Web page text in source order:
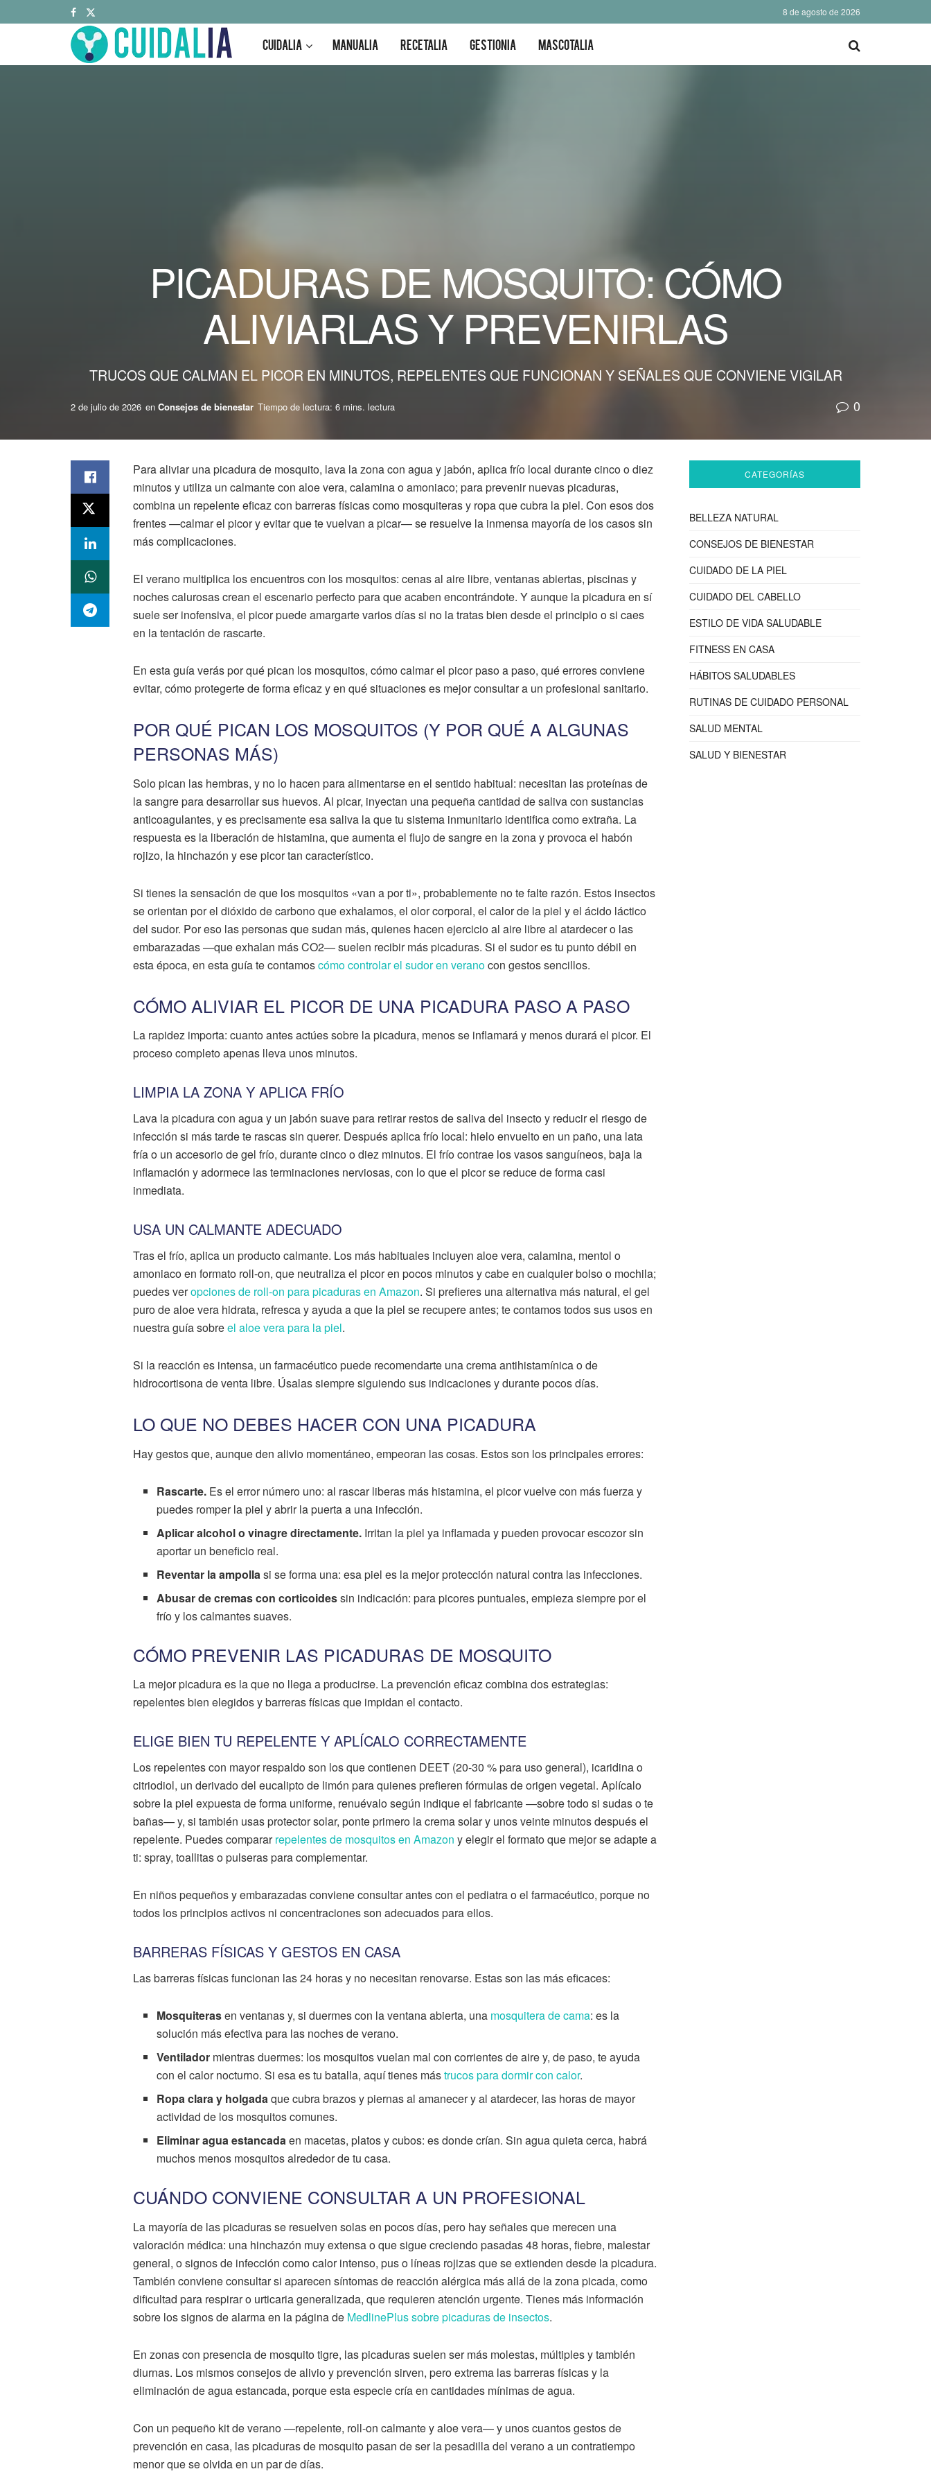
8 de agosto de 2026
CUIDALIA MANUALIA RECETALIA GESTIONIA MASCOTALIA
PICADURAS DE MOSQUITO: CÓMO
ALIVIARLAS Y PREVENIRLAS
TRUCOS QUE CALMAN EL PICOR EN MINUTOS, REPELENTES QUE FUNCIONAN Y SEÑALES QUE CONVIENE VIGILAR
2 de julio de 2026 en Consejos de bienestar Tiempo de lectura: 6 mins. lectura 0
Para aliviar una picadura de mosquito, lava la zona con agua y jabón, aplica frío local durante cinco o diez
minutos y utiliza un calmante con aloe vera, calamina o amoniaco; para prevenir nuevas picaduras,
combina un repelente eficaz con barreras físicas como mosquiteras y ropa que cubra la piel. Con esos dos
frentes —calmar el picor y evitar que te vuelvan a picar— se resuelve la inmensa mayoría de los casos sin
más complicaciones.
El verano multiplica los encuentros con los mosquitos: cenas al aire libre, ventanas abiertas, piscinas y
noches calurosas crean el escenario perfecto para que acaben encontrándote. Y aunque la picadura en sí
suele ser inofensiva, el picor puede amargarte varios días si no la tratas bien desde el principio o si caes
en la tentación de rascarte.
En esta guía verás por qué pican los mosquitos, cómo calmar el picor paso a paso, qué errores conviene
evitar, cómo protegerte de forma eficaz y en qué situaciones es mejor consultar a un profesional sanitario.
POR QUÉ PICAN LOS MOSQUITOS (Y POR QUÉ A ALGUNAS
PERSONAS MÁS)
Solo pican las hembras, y no lo hacen para alimentarse en el sentido habitual: necesitan las proteínas de
la sangre para desarrollar sus huevos. Al picar, inyectan una pequeña cantidad de saliva con sustancias
anticoagulantes, y es precisamente esa saliva la que tu sistema inmunitario identifica como extraña. La
respuesta es la liberación de histamina, que aumenta el flujo de sangre en la zona y provoca el habón
rojizo, la hinchazón y ese picor tan característico.
Si tienes la sensación de que los mosquitos «van a por ti», probablemente no te falte razón. Estos insectos
se orientan por el dióxido de carbono que exhalamos, el olor corporal, el calor de la piel y el ácido láctico
del sudor. Por eso las personas que sudan más, quienes hacen ejercicio al aire libre al atardecer o las
embarazadas —que exhalan más CO2— suelen recibir más picaduras. Si el sudor es tu punto débil en
esta época, en esta guía te contamoscómo controlar el sudor en veranocon gestos sencillos.
CÓMO ALIVIAR EL PICOR DE UNA PICADURA PASO A PASO
La rapidez importa: cuanto antes actúes sobre la picadura, menos se inflamará y menos durará el picor. El
proceso completo apenas lleva unos minutos.
LIMPIA LA ZONA Y APLICA FRÍO
Lava la picadura con agua y un jabón suave para retirar restos de saliva del insecto y reducir el riesgo de
infección si más tarde te rascas sin querer. Después aplica frío local: hielo envuelto en un paño, una lata
fría o un accesorio de gel frío, durante cinco o diez minutos. El frío contrae los vasos sanguíneos, baja la
inflamación y adormece las terminaciones nerviosas, con lo que el picor se reduce de forma casi
inmediata.
USA UN CALMANTE ADECUADO
Tras el frío, aplica un producto calmante. Los más habituales incluyen aloe vera, calamina, mentol o
amoniaco en formato roll-on, que neutraliza el picor en pocos minutos y cabe en cualquier bolso o mochila;
puedes veropciones de roll-on para picaduras en Amazon. Si prefieres una alternativa más natural, el gel
puro de aloe vera hidrata, refresca y ayuda a que la piel se recupere antes; te contamos todos sus usos en
nuestra guía sobreel aloe vera para la piel.
Si la reacción es intensa, un farmacéutico puede recomendarte una crema antihistamínica o de
hidrocortisona de venta libre. Úsalas siempre siguiendo sus indicaciones y durante pocos días.
LO QUE NO DEBES HACER CON UNA PICADURA
Hay gestos que, aunque den alivio momentáneo, empeoran las cosas. Estos son los principales errores:
Rascarte. Es el error número uno: al rascar liberas más histamina, el picor vuelve con más fuerza y
puedes romper la piel y abrir la puerta a una infección.
Aplicar alcohol o vinagre directamente. Irritan la piel ya inflamada y pueden provocar escozor sin
aportar un beneficio real.
Reventar la ampolla si se forma una: esa piel es la mejor protección natural contra las infecciones.
Abusar de cremas con corticoidessin indicación: para picores puntuales, empieza siempre por el
frío y los calmantes suaves.
CÓMO PREVENIR LAS PICADURAS DE MOSQUITO
La mejor picadura es la que no llega a producirse. La prevención eficaz combina dos estrategias:
repelentes bien elegidos y barreras físicas que impidan el contacto.
ELIGE BIEN TU REPELENTE Y APLÍCALO CORRECTAMENTE
Los repelentes con mayor respaldo son los que contienen DEET (20-30 % para uso general), icaridina o
citriodiol, un derivado del eucalipto de limón para quienes prefieren fórmulas de origen vegetal. Aplícalo
sobre la piel expuesta de forma uniforme, renuévalo según indique el fabricante —sobre todo si sudas o te
bañas— y, si también usas protector solar, ponte primero la crema solar y unos veinte minutos después el
repelente. Puedes compararrepelentes de mosquitos en Amazon y elegir el formato que mejor se adapte a
ti: spray, toallitas o pulseras para complementar.
En niños pequeños y embarazadas conviene consultar antes con el pediatra o el farmacéutico, porque no
todos los principios activos ni concentraciones son adecuados para ellos.
BARRERAS FÍSICAS Y GESTOS EN CASA
Las barreras físicas funcionan las 24 horas y no necesitan renovarse. Estas son las más eficaces:
Mosquiterasen ventanas y, si duermes con la ventana abierta, una mosquitera de cama: es la
solución más efectiva para las noches de verano.
Ventilador mientras duermes: los mosquitos vuelan mal con corrientes de aire y, de paso, te ayuda
con el calor nocturno. Si esa es tu batalla, aquí tienes mástrucos para dormir con calor.
Ropa clara y holgadaque cubra brazos y piernas al amanecer y al atardecer, las horas de mayor
actividad de los mosquitos comunes.
Eliminar agua estancadaen macetas, platos y cubos: es donde crían. Sin agua quieta cerca, habrá
muchos menos mosquitos alrededor de tu casa.
CUÁNDO CONVIENE CONSULTAR A UN PROFESIONAL
La mayoría de las picaduras se resuelven solas en pocos días, pero hay señales que merecen una
valoración médica: una hinchazón muy extensa o que sigue creciendo pasadas 48 horas, fiebre, malestar
general, o signos de infección como calor intenso, pus o líneas rojizas que se extienden desde la picadura.
También conviene consultar si aparecen síntomas de reacción alérgica más allá de la zona picada, como
dificultad para respirar o urticaria generalizada, que requieren atención urgente. Tienes más información
sobre los signos de alarma en la página de MedlinePlus sobre picaduras de insectos.
En zonas con presencia de mosquito tigre, las picaduras suelen ser más molestas, múltiples y también
diurnas. Los mismos consejos de alivio y prevención sirven, pero extrema las barreras físicas y la
eliminación de agua estancada, porque esta especie cría en cantidades mínimas de agua.
Con un pequeño kit de verano —repelente, roll-on calmante y aloe vera— y unos cuantos gestos de
prevención en casa, las picaduras de mosquito pasan de ser la pesadilla del verano a un contratiempo
menor que se olvida en un par de días.
CATEGORÍAS
BELLEZA NATURAL
CONSEJOS DE BIENESTAR
CUIDADO DE LA PIEL
CUIDADO DEL CABELLO
ESTILO DE VIDA SALUDABLE
FITNESS EN CASA
HÁBITOS SALUDABLES
RUTINAS DE CUIDADO PERSONAL
SALUD MENTAL
SALUD Y BIENESTAR